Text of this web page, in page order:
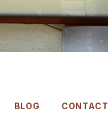
BLOG CONTACT